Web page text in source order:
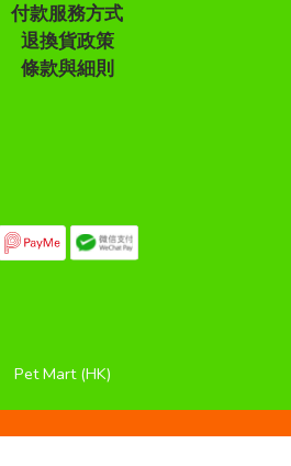
付款服務方式
退換貨政策
條款與細則
Pet Mart (HK)